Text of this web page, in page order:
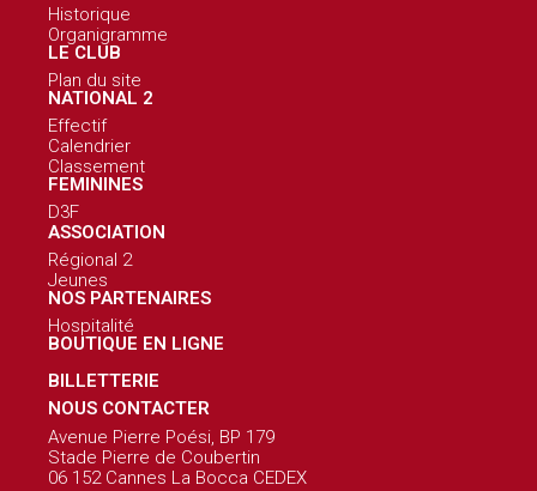
Historique
Organigramme
LE CLUB
Plan du site
NATIONAL 2
Effectif
Calendrier
Classement
FEMININES
D3F
ASSOCIATION
Régional 2
Jeunes
NOS PARTENAIRES
Hospitalité
BOUTIQUE EN LIGNE
BILLETTERIE
NOUS CONTACTER
Avenue Pierre Poési, BP 179
Stade Pierre de Coubertin
06 152 Cannes La Bocca CEDEX